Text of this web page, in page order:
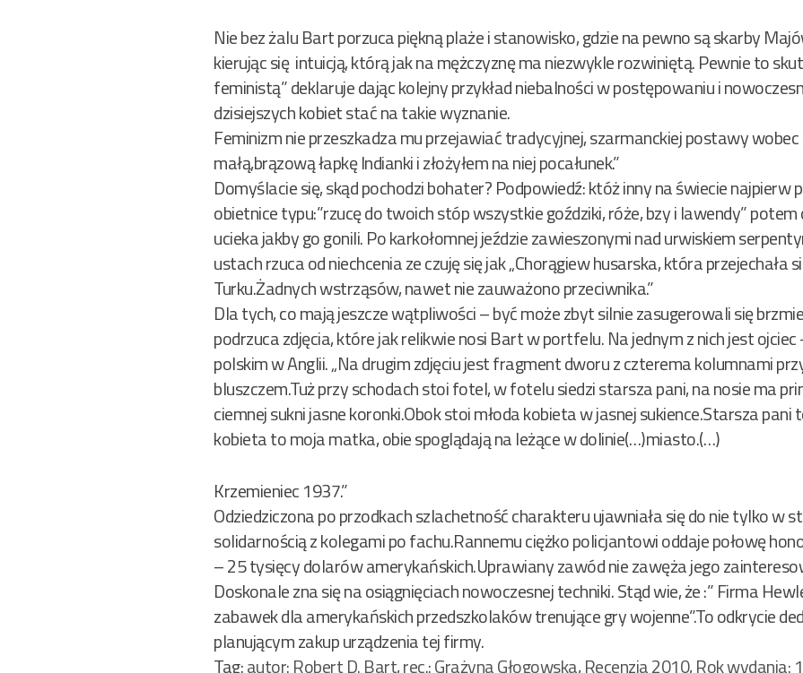
Nie bez żalu Bart porzuca piękną plaże i stanowisko, gdzie na pewno są skarby
kierując się intuicją, którą jak na mężczyznę ma niezwykle rozwiniętą. Pewnie to
feministą” deklaruje dając kolejny przykład niebalności w postępowaniu i
dzisiejszych kobiet stać na takie wyznanie.
Feminizm nie przeszkadza mu przejawiać tradycyjnej, szarmanckiej postawy wobec
małą,brązową łapkę Indianki i złożyłem na niej pocałunek.”
Domyślacie się, skąd pochodzi bohater? Podpowiedź: któż inny na świecie najpierw
obietnice typu:”rzucę do twoich stóp wszystkie goździki, róże, bzy i lawendy” potem
ucieka jakby go gonili. Po karkołomnej jeździe zawieszonymi nad urwiskiem
ustach rzuca od niechcenia ze czuję się jak „Chorągiew husarska, która przejechała
Turku.Żadnych wstrząsów, nawet nie zauważono przeciwnika.”
Dla tych, co mają jeszcze wątpliwości – być może zbyt silnie zasugerowali się
podrzuca zdjęcia, które jak relikwie nosi Bart w portfelu. Na jednym z nich jest
polskim w Anglii. „Na drugim zdjęciu jest fragment dworu z czterema kolumnami
bluszczem.Tuż przy schodach stoi fotel, w fotelu siedzi starsza pani, na nosie ma
ciemnej sukni jasne koronki.Obok stoi młoda kobieta w jasnej sukience.Starsza pani
kobieta to moja matka, obie spoglądają na leżące w dolinie(…)miasto.(…)
Krzemieniec 1937.”
Odziedziczona po przodkach szlachetność charakteru ujawniała się do nie tylko w
solidarnością z kolegami po fachu.Rannemu ciężko policjantowi oddaje połowę
– 25 tysięcy dolarów amerykańskich.Uprawiany zawód nie zawęża jego
Doskonale zna się na osiągnięciach nowoczesnej techniki. Stąd wie, że :” Firma
zabawek dla amerykańskich przedszkolaków trenujące gry wojenne”.To odkrycie
planującym zakup urządzenia tej firmy.
Tag:autor: Robert D. Bart,rec.: Grażyna Głogowska,Recenzja 2010,Rok wydania: